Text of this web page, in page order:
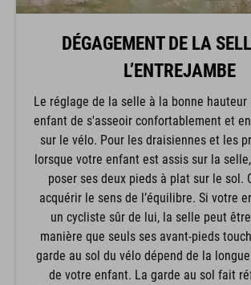
DÉGAGEMENT DE LA
L’ENTREJAMBE
Le réglage de la selle à la bonne
enfant de s'asseoir confortablement et
sur le vélo. Pour les draisiennes et les
lorsque votre enfant est assis sur la
poser ses deux pieds à plat sur le sol.
acquérir le sens de l’équilibre. Si votre
un cycliste sûr de lui, la selle peut
manière que seuls ses avant-pieds
garde au sol du vélo dépend de la
de votre enfant. La garde au sol fait